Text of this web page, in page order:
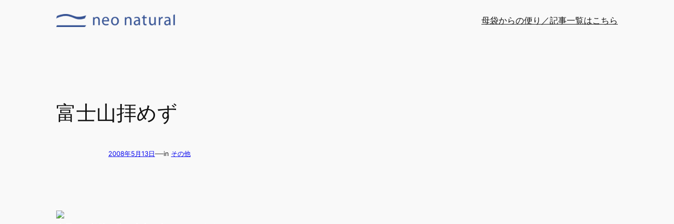
母袋からの便り／記事一覧はこちら
富士山拝めず
2008年5月13日 —in その他